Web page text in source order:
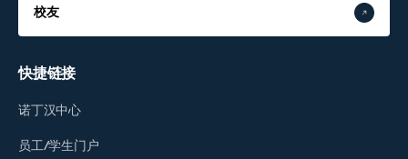
校友
快捷链接
诺丁汉中心
员工/学生门户